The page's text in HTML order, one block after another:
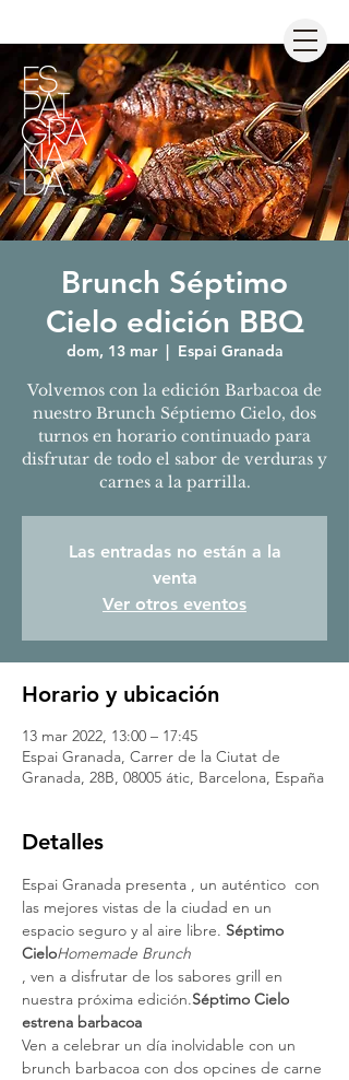
Brunch Séptimo
Cielo edición BBQ
dom, 13 mar
  |
Espai Granada
Volvemos con la edición Barbacoa de
nuestro Brunch Séptiemo Cielo, dos
turnos en horario continuado para
disfrutar de todo el sabor de verduras y
carnes a la parrilla.
Las entradas no están a la
venta
Ver otros eventos
Horario y ubicación
13 mar 2022, 13:00 – 17:45
Espai Granada, Carrer de la Ciutat de
Granada, 28B, 08005 átic, Barcelona, España
Detalles
Espai Granada presenta , un auténtico con
las mejores vistas de la ciudad en un
espacio seguro y al aire libre. Séptimo
CieloHomemade Brunch
, ven a disfrutar de los sabores grill en
nuestra próxima edición.Séptimo Cielo
estrena barbacoa
Ven a celebrar un día inolvidable con un
brunch barbacoa con dos opcines de carne